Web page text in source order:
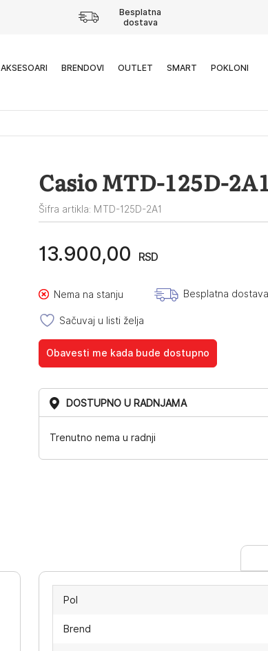
Besplatna
dostava
AKSESOARI BRENDOVI OUTLET SMART POKLONI
Casio MTD-125D-
Šifra artikla: MTD-125D-2A1
13.900,00 RSD
Nema na stanju Besplatna dostava
Sačuvaj u listi želja
Obavesti me kada bude dostupno
DOSTUPNO U RADNJAMA
Trenutno nema u radnji
Pol
Brend